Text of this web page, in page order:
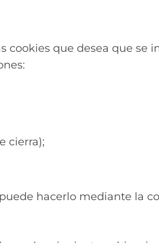
que desea que se
cierra);
hacerlo mediante la